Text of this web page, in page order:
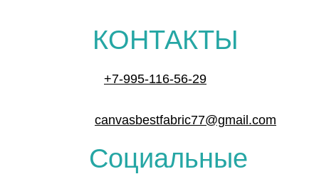
canvasbestfabric77@gmail.com
+7-995-116-56-29
КОНТАКТЫ
Социальные